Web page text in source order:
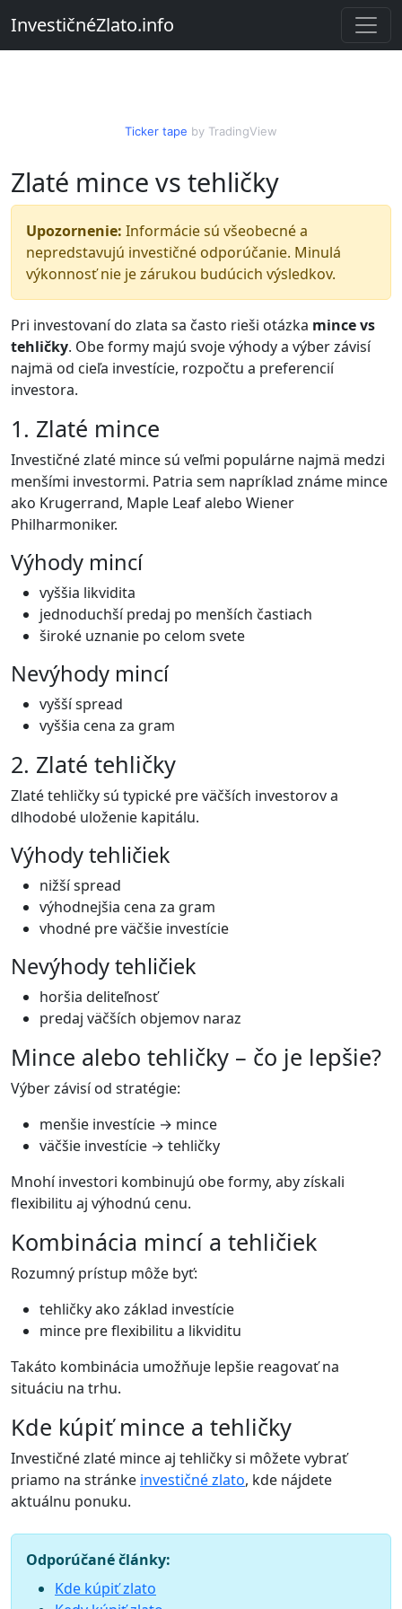
InvestičnéZlato.info
Ticker tape by TradingView
Zlaté mince vs tehličky
Upozornenie: Informácie sú všeobecné a
nepredstavujú investičné odporúčanie. Minulá
výkonnosť nie je zárukou budúcich výsledkov.
Pri investovaní do zlata sa často rieši otázka mince vs
tehličky. Obe formy majú svoje výhody a výber závisí
najmä od cieľa investície, rozpočtu a preferencií
investora.
1. Zlaté mince
Investičné zlaté mince sú veľmi populárne najmä medzi
menšími investormi. Patria sem napríklad známe mince
ako Krugerrand, Maple Leaf alebo Wiener
Philharmoniker.
Výhody mincí
vyššia likvidita
jednoduchší predaj po menších častiach
široké uznanie po celom svete
Nevýhody mincí
vyšší spread
vyššia cena za gram
2. Zlaté tehličky
Zlaté tehličky sú typické pre väčších investorov a
dlhodobé uloženie kapitálu.
Výhody tehličiek
nižší spread
výhodnejšia cena za gram
vhodné pre väčšie investície
Nevýhody tehličiek
horšia deliteľnosť
predaj väčších objemov naraz
Mince alebo tehličky – čo je lepšie?
Výber závisí od stratégie:
menšie investície → mince
väčšie investície → tehličky
Mnohí investori kombinujú obe formy, aby získali
flexibilitu aj výhodnú cenu.
Kombinácia mincí a tehličiek
Rozumný prístup môže byť:
tehličky ako základ investície
mince pre flexibilitu a likviditu
Takáto kombinácia umožňuje lepšie reagovať na
situáciu na trhu.
Kde kúpiť mince a tehličky
Investičné zlaté mince aj tehličky si môžete vybrať
priamo na stránke investičné zlato, kde nájdete
aktuálnu ponuku.
Odporúčané články:
Kde kúpiť zlato